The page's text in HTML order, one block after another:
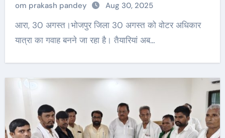
om prakash pandey Aug 30, 2025
आरा, 30 अगस्त।भोजपुर जिला 30 अगस्त को वोटर अधिकार
यात्रा का गवाह बनने जा रहा है। तैयारियां अब…